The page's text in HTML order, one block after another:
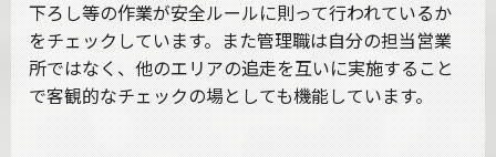
下ろし等の作業が安全ルールに則って行われているか
をチェックしています。また管理職は自分の担当営業
所ではなく、他のエリアの追走を互いに実施すること
で客観的なチェックの場としても機能しています。